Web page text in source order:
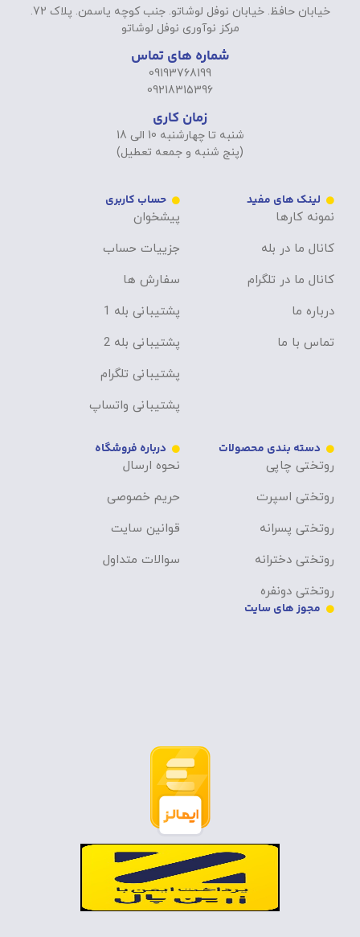
خیابان حافظ. خیابان نوفل لوشاتو. جنب کوچه یاسمن. پلاک 72.
مرکز نوآوری نوفل لوشاتو
شماره های تماس
09193768199
09218315396
زمان کاری
شنبه تا چهارشنبه 10 الی 18
(پنج شنبه و جمعه تعطیل)
لینک های مفید
نمونه کارها
کانال ما در بله
کانال ما در تلگرام
درباره ما
تماس با ما
حساب کاربری
پیشخوان
جزییات حساب
سفارش ها
پشتیبانی بله 1
پشتیبانی بله 2
پشتیبانی تلگرام
پشتیبانی واتساپ
دسته بندی محصولات
روتختی چاپی
روتختی اسپرت
روتختی پسرانه
روتختی دخترانه
روتختی دونفره
درباره فروشگاه
نحوه ارسال
حریم خصوصی
قوانین سایت
سوالات متداول
مجوز های سایت